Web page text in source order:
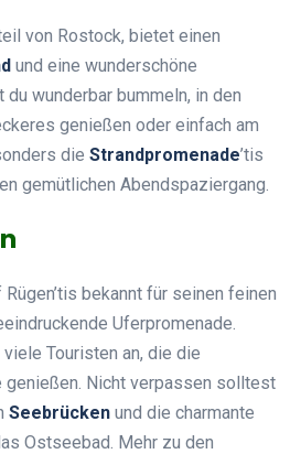
von Rostock, bietet einen
und eine wunderschöne
du wunderbar bummeln, in den
genießen oder einfach am
die Strandpromenade’tis
gemütlichen Abendspaziergang.
Rügen’tis bekannt für seinen feinen
Uferpromenade.
Touristen an, die die
genießen. Nicht verpassen solltest
Seebrücken und die charmante
Ostseebad. Mehr zu den